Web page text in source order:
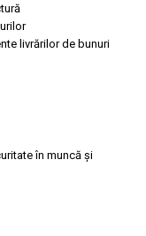
livrărilor de bunuri
în muncă şi